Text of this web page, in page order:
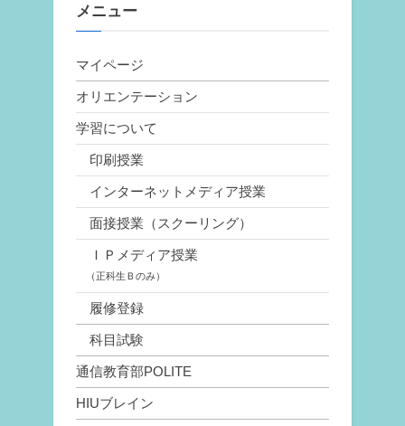
メニュー
マイページ
オリエンテーション
学習について
印刷授業
インターネットメディア授業
面接授業（スクーリング）
ＩＰメディア授業
（正科生Ｂのみ）
履修登録
科目試験
通信教育部POLITE
HIUブレイン